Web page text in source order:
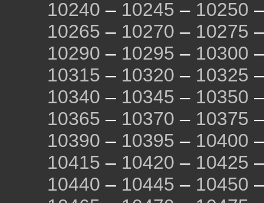
10240 – 10245 – 10250
10265 – 10270 – 10275
10290 – 10295 – 10300
10315 – 10320 – 10325
10340 – 10345 – 10350
10365 – 10370 – 10375
10390 – 10395 – 10400
10415 – 10420 – 10425
10440 – 10445 – 10450